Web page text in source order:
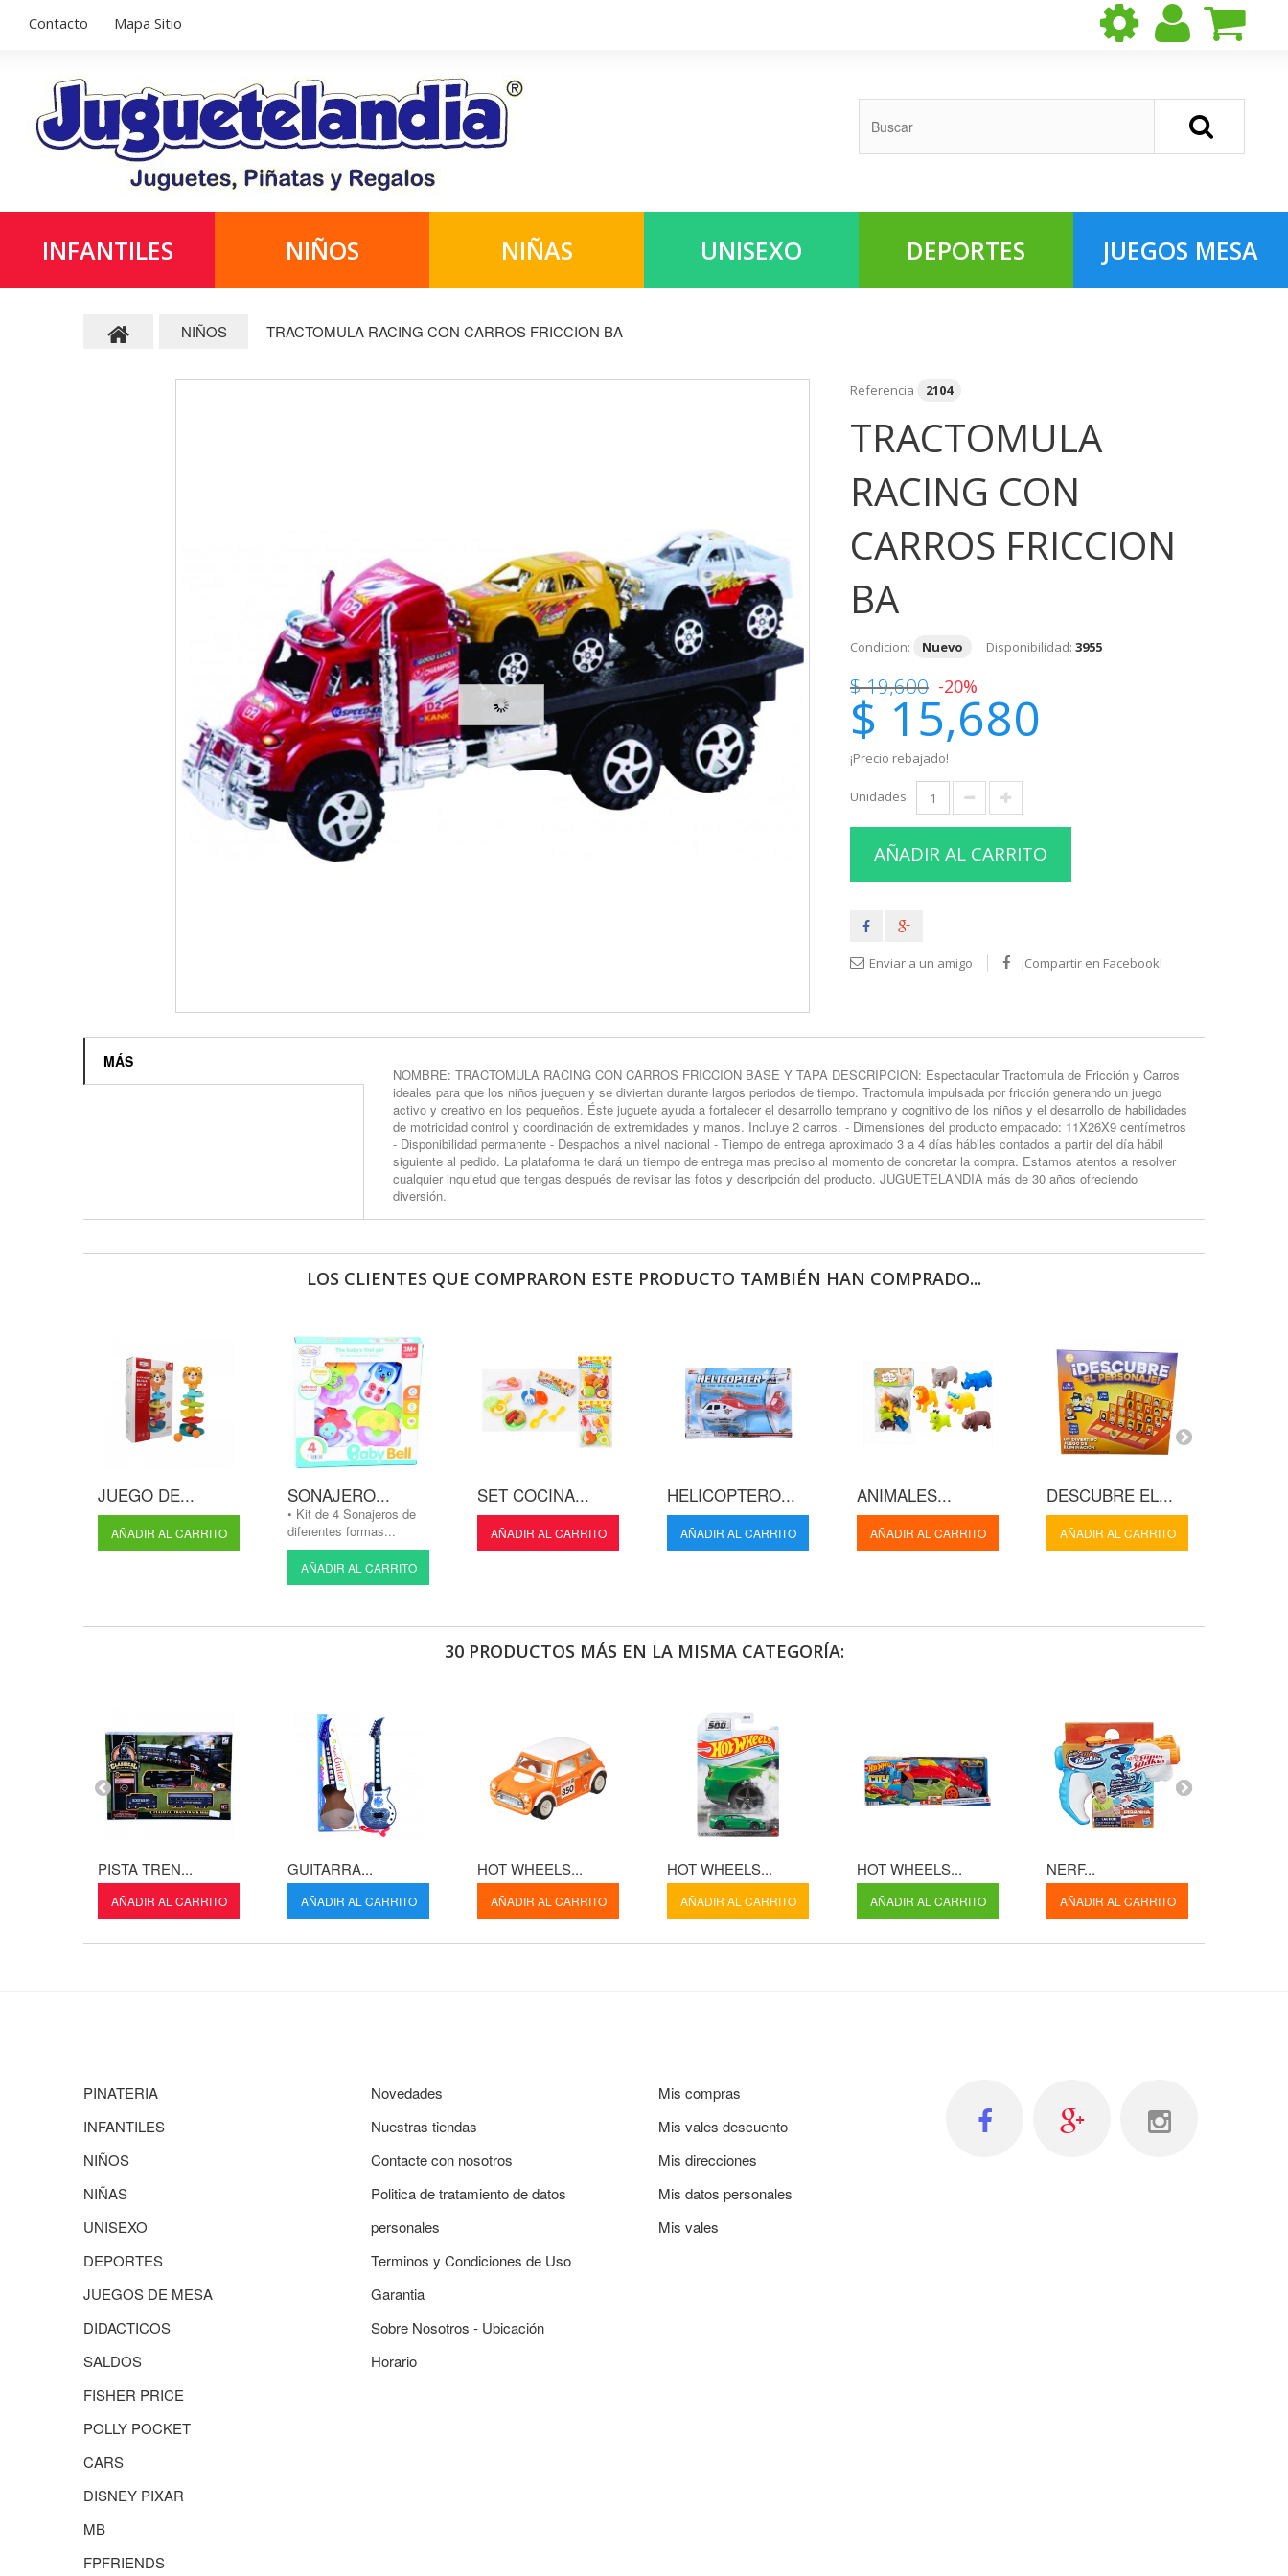
Contacto Mapa Sitio
INFANTILES NIÑOS NIÑAS UNISEXO DEPORTES JUEGOS MESA
NIÑOS TRACTOMULA RACING CON CARROS FRICCION BA
Referencia 2104
TRACTOMULA
RACING CON
CARROS FRICCION
BA
Condicion: Nuevo Disponibilidad: 3955
$ 19,600 -20%
$ 15,680
¡Precio rebajado!
Unidades
AÑADIR AL CARRITO
Enviar a un amigo ¡Compartir en Facebook!
MÁS
NOMBRE: TRACTOMULA RACING CON CARROS FRICCION BASE Y TAPA DESCRIPCION: Espectacular Tractomula de Fricción y Carros
ideales para que los niños jueguen y se diviertan durante largos periodos de tiempo. Tractomula impulsada por fricción generando un juego
activo y creativo en los pequeños. Éste juguete ayuda a fortalecer el desarrollo temprano y cognitivo de los niños y el desarrollo de habilidades
de motricidad control y coordinación de extremidades y manos. Incluye 2 carros. - Dimensiones del producto empacado: 11X26X9 centímetros
- Disponibilidad permanente - Despachos a nivel nacional - Tiempo de entrega aproximado 3 a 4 días hábiles contados a partir del día hábil
siguiente al pedido. La plataforma te dará un tiempo de entrega mas preciso al momento de concretar la compra. Estamos atentos a resolver
cualquier inquietud que tengas después de revisar las fotos y descripción del producto. JUGUETELANDIA más de 30 años ofreciendo
diversión.
LOS CLIENTES QUE COMPRARON ESTE PRODUCTO TAMBIÉN HAN COMPRADO...
JUEGO DE...
AÑADIR AL CARRITO
SONAJERO...
• Kit de 4 Sonajeros de
diferentes formas...
AÑADIR AL CARRITO
SET COCINA...
AÑADIR AL CARRITO
HELICOPTERO...
AÑADIR AL CARRITO
ANIMALES...
AÑADIR AL CARRITO
DESCUBRE EL...
AÑADIR AL CARRITO
30 PRODUCTOS MÁS EN LA MISMA CATEGORÍA:
PISTA TREN...
AÑADIR AL CARRITO
GUITARRA...
AÑADIR AL CARRITO
HOT WHEELS...
AÑADIR AL CARRITO
HOT WHEELS...
AÑADIR AL CARRITO
HOT WHEELS...
AÑADIR AL CARRITO
NERF...
AÑADIR AL CARRITO
PINATERIA
INFANTILES
NIÑOS
NIÑAS
UNISEXO
DEPORTES
JUEGOS DE MESA
DIDACTICOS
SALDOS
FISHER PRICE
POLLY POCKET
CARS
DISNEY PIXAR
MB
FPFRIENDS
Novedades
Nuestras tiendas
Contacte con nosotros
Politica de tratamiento de datos
personales
Terminos y Condiciones de Uso
Garantia
Sobre Nosotros - Ubicación
Horario
Mis compras
Mis vales descuento
Mis direcciones
Mis datos personales
Mis vales